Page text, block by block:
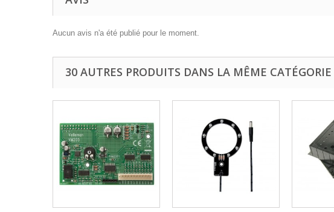
Aucun avis n'a été publié pour le moment.
30 AUTRES PRODUITS DANS LA MÊME CATÉGORIE